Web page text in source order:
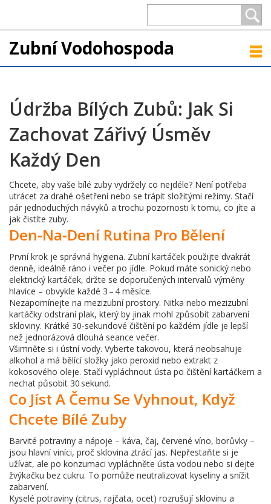
Zubní Vodohospoda
Údržba Bílých Zubů: Jak Si
Zachovat Zářivý Úsměv
Každý Den
Chcete, aby vaše bílé zuby vydržely co nejdéle? Není potřeba
utrácet za drahé ošetření nebo se trápit složitými režimy. Stačí
pár jednoduchých návyků a trochu pozornosti k tomu, co jíte a
jak čistíte zuby.
Den‑na‑dení Rutina Pro Bělení
První krok je správná hygiena. Zubní kartáček použijte dvakrát
denně, ideálně ráno i večer po jídle. Pokud máte sonický nebo
elektrický kartáček, držte se doporučených intervalů výměny
hlavice – obvykle každé 3 – 4 měsíce.
Nezapomínejte na mezizubní prostory. Nitka nebo mezizubní
kartáčky odstraní plak, který by jinak mohl způsobit zabarvení
skloviny. Krátké 30‑sekundové čištění po každém jídle je lepší
než jednorázová dlouhá seance večer.
Všimněte si i ústní vody. Vyberte takovou, která neobsahuje
alkohol a má bělící složky jako peroxid nebo extrakt z
kokosového oleje. Stačí vypláchnout ústa po čištění kartáčkem a
nechat působit 30 sekund.
Co Jíst A Čemu Se Vyhnout, Když
Chcete Bílé Zuby
Barvité potraviny a nápoje – káva, čaj, červené víno, borůvky –
jsou hlavní viníci, proč sklovina ztrácí jas. Nepřestaňte si je
užívat, ale po konzumaci vypláchněte ústa vodou nebo si dejte
žvýkačku bez cukru. To pomůže neutralizovat kyseliny a snížit
zabarvení.
Kyselé potraviny (citrus, rajčata, ocet) rozrušují sklovinu a